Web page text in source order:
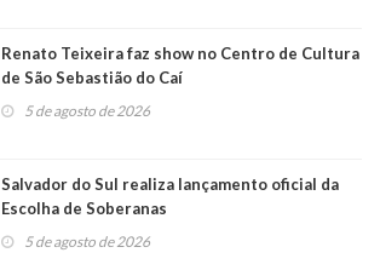
Renato Teixeira faz show no Centro de Cultura
de São Sebastião do Caí
5 de agosto de 2026
Salvador do Sul realiza lançamento oficial da
Escolha de Soberanas
5 de agosto de 2026